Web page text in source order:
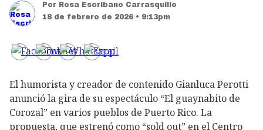
Por Rosa Escribano Carrasquillo
18 de febrero de 2026 • 9:13pm
El humorista y creador de contenido Gianluca Perotti
anunció la gira de su espectáculo “El guaynabito de
Corozal” en varios pueblos de Puerto Rico. La
propuesta, que estrenó como “sold out” en el Centro